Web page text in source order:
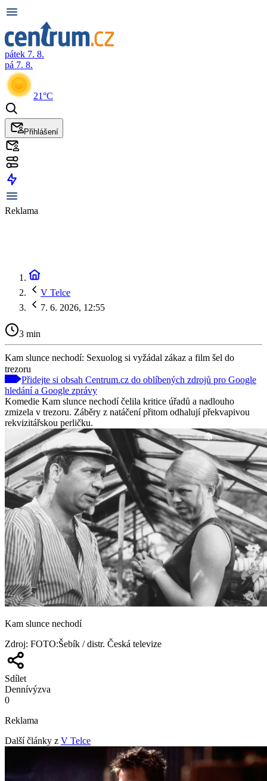
pátek 7. 8.
pá 7. 8.
21°C
Přihlášení
Reklama
V Telce
7. 6. 2026, 12:55
3 min
Kam slunce nechodí: Sexuolog si vyžádal zákaz a film šel do
trezoru
Přidejte si obsah Centrum.cz do oblíbených zdrojů pro Google
hledání a Google zprávy
Komedie Kam slunce nechodí čelila kritice úřadů a nadlouho
zmizela v trezoru. Záběry z natáčení přitom odhalují překvapivou
rekvizitářskou perličku.
Kam slunce nechodí
Zdroj: FOTO:Šebík / distr. Česká televize
Sdílet
Dennívýzva
0
Reklama
Další články z V Telce